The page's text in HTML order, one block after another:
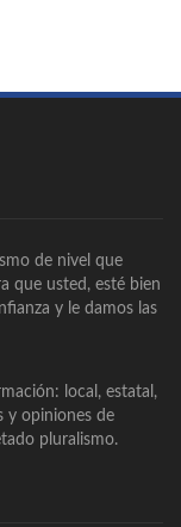
de nivel que
que usted, esté bien
y le damos las
local, estatal,
y opiniones de
pluralismo.